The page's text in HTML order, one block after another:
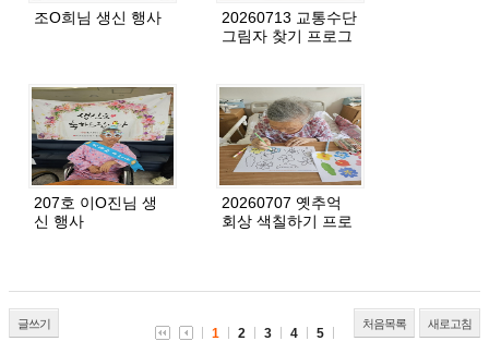
조O희님 생신 행사
20260713 교통수단
그림자 찾기 프로그
207호 이O진님 생
신 행사
20260707 옛추억
회상 색칠하기 프로
글쓰기 처음목록 새로고침
1 2 3 4 5